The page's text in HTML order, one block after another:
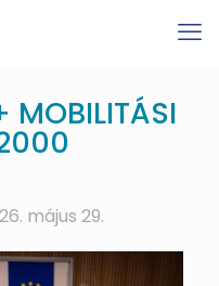
MOBILITÁSI
május 29.